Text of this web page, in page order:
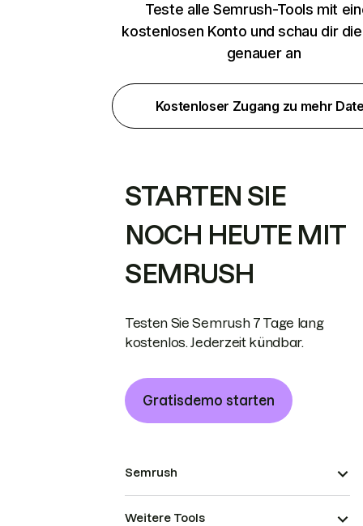
Teste alle Semrush-Tools mit
kostenlosen Konto und schau dir
genauer an
Kostenloser Zugang zu mehr
STARTEN SIE
NOCH HEUTE MIT
SEMRUSH
Testen Sie Semrush 7 Tage lang
kostenlos. Jederzeit kündbar.
Gratisdemo starten
Semrush
Weitere Tools